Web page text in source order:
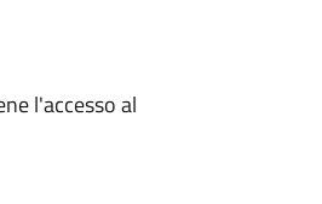
l'accesso al